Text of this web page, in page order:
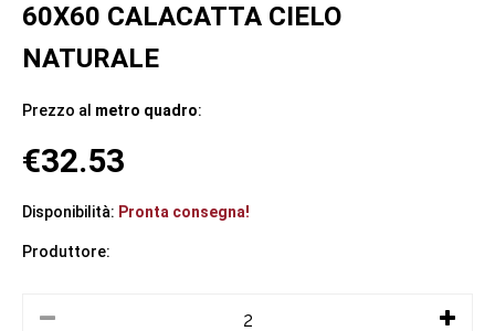
60X60 CALACATTA CIELO
NATURALE
Prezzo al metro quadro:
€32.53
Disponibilità: Pronta consegna!
Produttore: